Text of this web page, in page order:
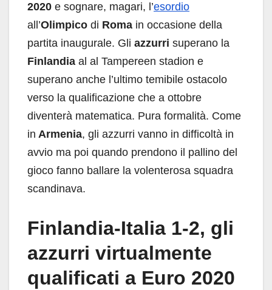
2020 e sognare, magari, l’esordio
all’Olimpico di Roma in occasione della
partita inaugurale. Gli azzurri superano la
Finlandia al al Tampereen stadion e
superano anche l’ultimo temibile ostacolo
verso la qualificazione che a ottobre
diventerà matematica. Pura formalità. Come
in Armenia, gli azzurri vanno in difficoltà in
avvio ma poi quando prendono il pallino del
gioco fanno ballare la volenterosa squadra
scandinava.
Finlandia-Italia 1-2, gli
azzurri virtualmente
qualificati a Euro 2020